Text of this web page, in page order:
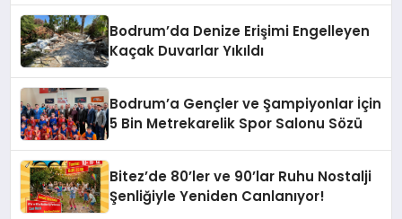
Bodrum’da Denize Erişimi Engelleyen
Kaçak Duvarlar Yıkıldı
Bodrum’a Gençler ve Şampiyonlar İçin
5 Bin Metrekarelik Spor Salonu Sözü
Bitez’de 80’ler ve 90’lar Ruhu Nostalji
Şenliğiyle Yeniden Canlanıyor!